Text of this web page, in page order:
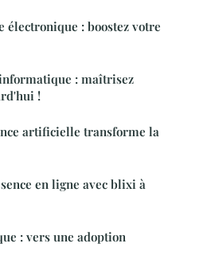
: boostez votre
: maîtrisez
!
artificielle transforme la
en ligne avec blixi à
: vers une adoption